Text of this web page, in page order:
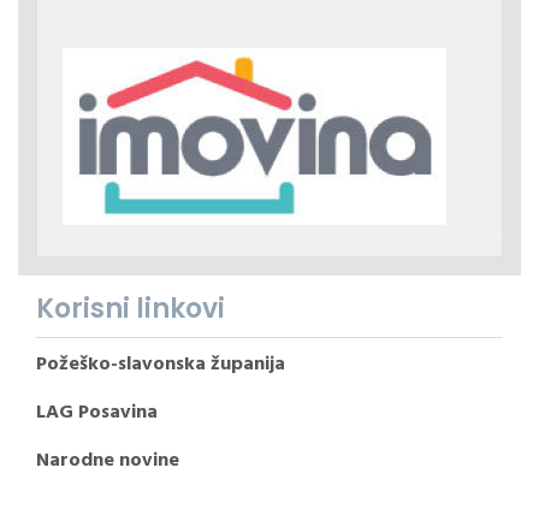
Korisni linkovi
Požeško-slavonska županija
LAG Posavina
Narodne novine